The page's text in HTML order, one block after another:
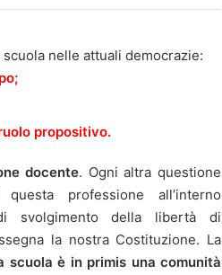
nelle attuali democrazie:
propositivo.
docente. Ogni altra questione
professione all’interno
svolgimento della libertà di
la nostra Costituzione. La
scuola è in primis una comunità